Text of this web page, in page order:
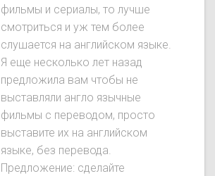
фильмы и сериалы, то лучше
смотриться и уж тем более
слушается на английском языке.
Я еще несколько лет назад
предложила вам чтобы не
выставляли англо язычные
фильмы с переводом, просто
выставите их на английском
языке, без перевода.
Предложение: сделайте